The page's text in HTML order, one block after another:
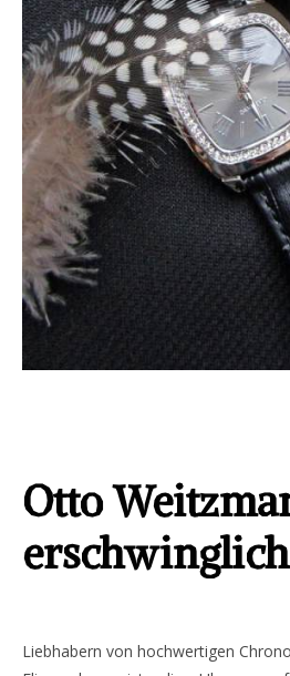
Otto
Liebhabern von hochwertigen